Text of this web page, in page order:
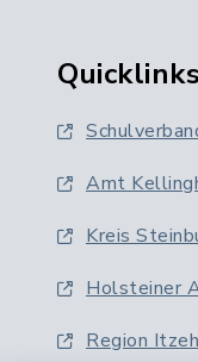
Quicklinks
Amt
Kreis
Holsteiner
Region